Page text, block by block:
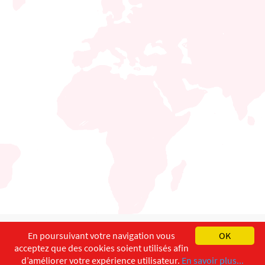
English Français
Copyright ©ISEC-AdW Aspects légaux
OK
En poursuivant votre navigation vous
acceptez que des cookies soient utilisés afin
d’améliorer votre expérience utilisateur. En savoir plus...